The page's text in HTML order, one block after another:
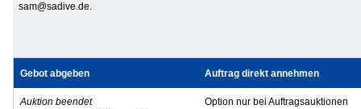
sam@sadive.de.
Gebot abgeben Auftrag direkt annehmen
Auktion beendet
Option nur bei Auftragsauktionen